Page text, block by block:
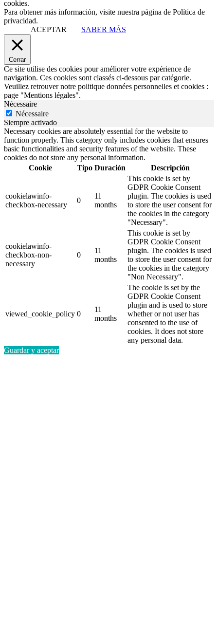
cookies.
Para obtener más información, visite nuestra página de Política de
privacidad.
ACEPTAR
SABER MÁS
Cerrar
Ce site utilise des cookies pour améliorer votre expérience de
navigation. Ces cookies sont classés ci-dessous par catégorie.
Veuillez retrouver notre politique données personnelles et cookies :
page "Mentions légales".
Nécessaire
Nécessaire
Siempre activado
Necessary cookies are absolutely essential for the website to
function properly. This category only includes cookies that ensures
basic functionalities and security features of the website. These
cookies do not store any personal information.
Cookie
Tipo Duración Descripción
cookielawinfo-
checkbox-necessary
0
11
months
This cookie is set by
GDPR Cookie Consent
plugin. The cookies is used
to store the user consent for
the cookies in the category
"Necessary".
cookielawinfo-
checkbox-non-
necessary
0
11
months
This cookie is set by
GDPR Cookie Consent
plugin. The cookies is used
to store the user consent for
the cookies in the category
"Non Necessary".
viewed_cookie_policy 0
11
months
The cookie is set by the
GDPR Cookie Consent
plugin and is used to store
whether or not user has
consented to the use of
cookies. It does not store
any personal data.
Guardar y aceptar